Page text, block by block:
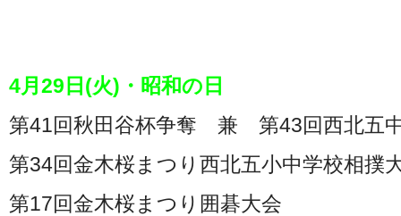
4月29日(火)・昭和の日
第41回秋田谷杯争奪 兼 第43回西北五
第34回金木桜まつり西北五小中学校相撲
第17回金木桜まつり囲碁大会